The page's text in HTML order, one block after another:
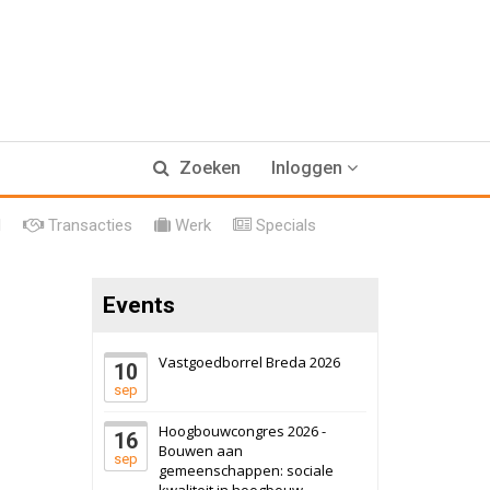
Zoeken Inloggen
Transacties Werk Specials
Events
10
sep
Vastgoedborrel Breda 2026
16
sep
Hoogbouwcongres 2026 -
Bouwen aan
gemeenschappen: sociale
17 september 2026
Voormalig
politiebureau
6 oktober 2026 Transformatieobject